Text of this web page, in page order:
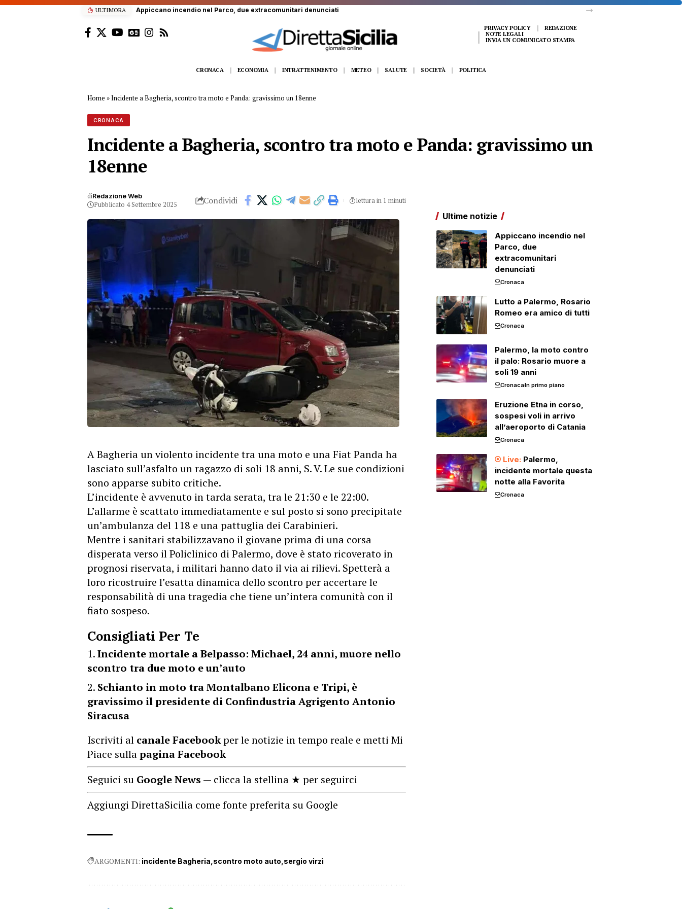
ULTIMORA
PRIVACY POLICY
REDAZIONE
NOTE LEGALI
INVIA UN COMUNICATO STAMPA
CRONACA ECONOMIA INTRATTENIMENTO METEO SALUTE SOCIETÀ POLITICA
Home »Incidente a Bagheria, scontro tra moto e Panda: gravissimo un 18enne
CRONACA
Incidente a Bagheria, scontro tra moto e Panda: gravissimo un
18enne
diRedazione Web
Pubblicato 4 Settembre 2025 Condividi lettura in 1 minuti
A Bagheria un violento incidente tra una moto e una Fiat Panda ha
lasciato sull’asfalto un ragazzo di soli 18 anni, S. V. Le sue condizioni
sono apparse subito critiche.
L’incidente è avvenuto in tarda serata, tra le 21:30 e le 22:00.
L’allarme è scattato immediatamente e sul posto si sono precipitate
un’ambulanza del 118 e una pattuglia dei Carabinieri.
Mentre i sanitari stabilizzavano il giovane prima di una corsa
disperata verso il Policlinico di Palermo, dove è stato ricoverato in
prognosi riservata, i militari hanno dato il via ai rilievi. Spetterà a
loro ricostruire l’esatta dinamica dello scontro per accertare le
responsabilità di una tragedia che tiene un’intera comunità con il
fiato sospeso.
Consigliati Per Te
Incidente mortale a Belpasso: Michael, 24 anni, muore nello
scontro tra due moto e un’auto
Schianto in moto tra Montalbano Elicona e Tripi, è
gravissimo il presidente di Confindustria Agrigento Antonio
Siracusa
Iscriviti al canale Facebookper le notizie in tempo reale e metti Mi
Piace sullapagina Facebook
Seguici su Google News — clicca la stellina ★ per seguirci
Aggiungi DirettaSicilia come fonte preferita su Google
ARGOMENTI: incidente Bagheria scontro moto auto sergio virzì
Ultime notizie
Appiccano incendio nel
Parco, due
extracomunitari
denunciati
Cronaca
Lutto a Palermo, Rosario
Romeo era amico di tutti
Cronaca
Palermo, la moto contro
il palo: Rosario muore a
soli 19 anni
CronacaIn primo piano
Eruzione Etna in corso,
sospesi voli in arrivo
all’aeroporto di Catania
Cronaca
Palermo,
incidente mortale questa
notte alla Favorita
Cronaca